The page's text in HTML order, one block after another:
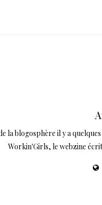
la blogosphère il y a
Workin'Girls, le webzine